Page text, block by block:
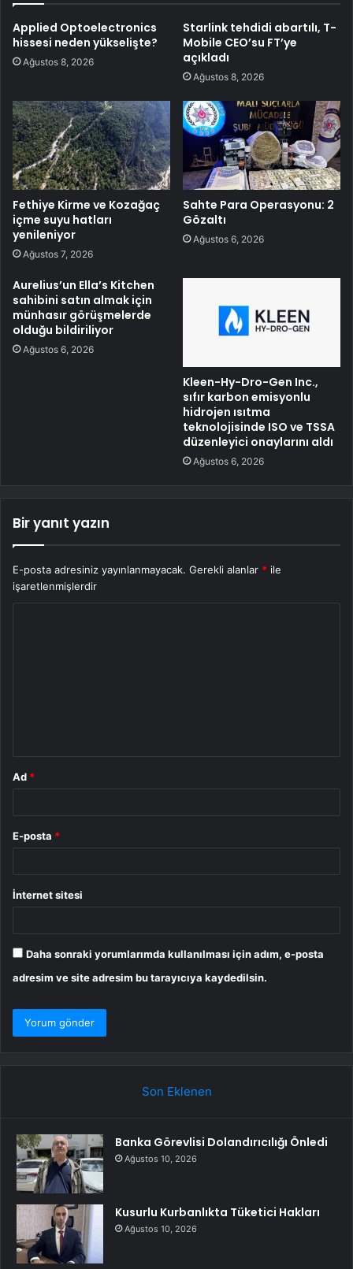
Applied Optoelectronics
hissesi neden yükselişte?
Ağustos 8, 2026
Starlink tehdidi abartılı, T-
Mobile CEO’su FT’ye
açıkladı
Ağustos 8, 2026
Fethiye Kirme ve Kozağaç
içme suyu hatları
yenileniyor
Ağustos 7, 2026
Sahte Para Operasyonu: 2
Gözaltı
Ağustos 6, 2026
Aurelius’un Ella’s Kitchen
sahibini satın almak için
münhasır görüşmelerde
olduğu bildiriliyor
Ağustos 6, 2026
Kleen-Hy-Dro-Gen Inc.,
sıfır karbon emisyonlu
hidrojen ısıtma
teknolojisinde ISO ve TSSA
düzenleyici onaylarını aldı
Ağustos 6, 2026
Bir yanıt yazın
E-posta adresiniz yayınlanmayacak. Gerekli alanlar * ile
işaretlenmişlerdir
Ad *
E-posta *
İnternet sitesi
Daha sonraki yorumlarımda kullanılması için adım, e-posta
adresim ve site adresim bu tarayıcıya kaydedilsin.
Son Eklenen
Banka Görevlisi Dolandırıcılığı Önledi
Ağustos 10, 2026
Kusurlu Kurbanlıkta Tüketici Hakları
Ağustos 10, 2026